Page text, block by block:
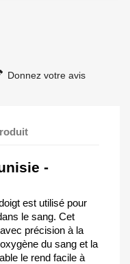
Donnez votre avis
-
est utilisé pour
le sang. Cet
précision à la
du sang et la
le rend facile à